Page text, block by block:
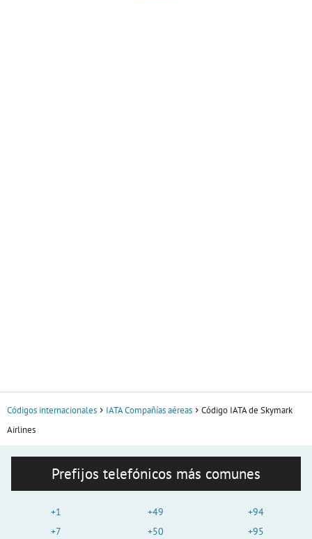
Códigos internacionales IATA Compañías aéreas
Código IATA de Skymark
Airlines
Prefijos telefónicos más comunes
+1
+7
+49
+50
+94
+95